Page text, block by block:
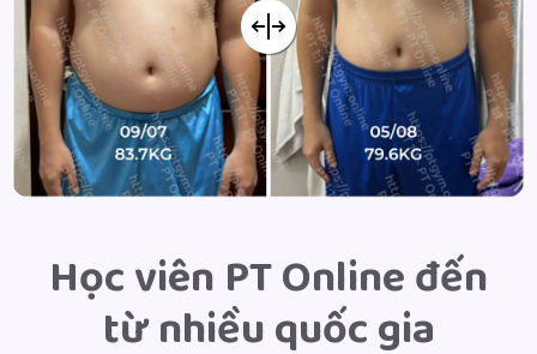
Học viên PT Online đến
từ nhiều quốc gia